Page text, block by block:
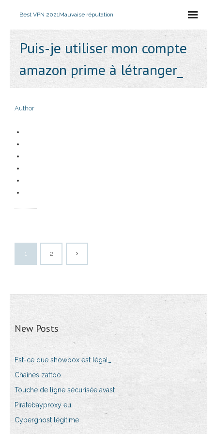
Best VPN 2021Mauvaise réputation
Puis-je utiliser mon compte
amazon prime à létranger_
Author
1 2
New Posts
Est-ce que showbox est légal_
Chaînes zattoo
Touche de ligne sécurisée avast
Piratebayproxy eu
Cyberghost légitime